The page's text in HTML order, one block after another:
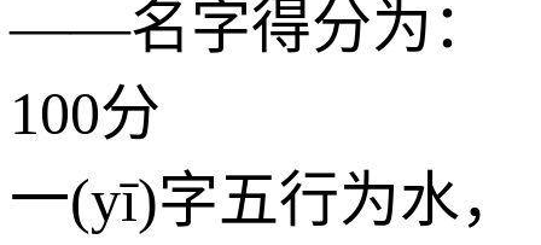
——名字得分为：
100分
一(yī)字五行为水，